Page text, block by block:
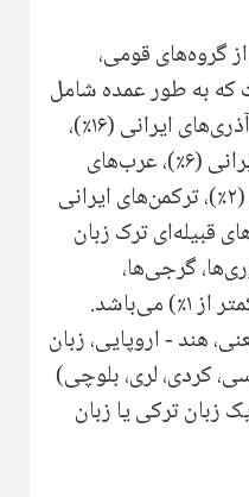
گروه‌های قومی،
که به طور عمده شامل
فارس‌ها (۶۵٪ در سال ۲۰۰۸)، آذری‌های ایرانی (۱۶٪)،
کردهای ایرانی (۷٪)، لرهای ایرانی (۶٪)، عرب‌های
ایرانی (۲٪)، بلوچ‌های ایرانی (۲٪)، ترکمن‌های ایرانی
قبیله‌ای ترک زبان
گرجی‌ها،
یهودیان، زرتشتیان (همگی کمتر از ۱٪) می‌باشد.
هند - اروپایی، زبان
کردی، لری، بلوچی)
زبان ترکی یا زبان